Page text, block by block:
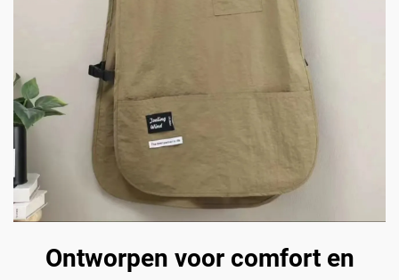
Ontworpen voor comfort en